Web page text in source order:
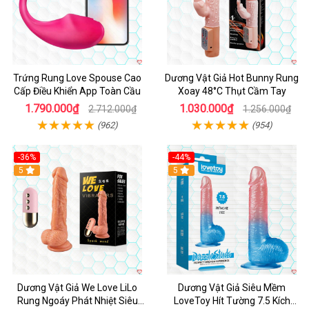
Trứng Rung Love Spouse Cao
Cấp Điều Khiển App Toàn Cầu
1.790.000₫ 2.712.000₫
(962)
Dương Vật Giả Hot Bunny Rung
Xoay 48°C Thụt Cầm Tay
1.030.000₫ 1.256.000₫
(954)
-36%
5
Dương Vật Giả We Love LiLo
Rung Ngoáy Phát Nhiệt Siêu
-44%
Hot
5
Dương Vật Giả Siêu Mềm
LoveToy Hít Tường 7.5 Kích